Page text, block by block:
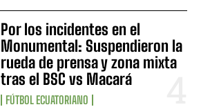
Por los incidentes en el
Monumental: Suspendieron la
rueda de prensa y zona mixta
tras el BSC vs Macará
FÚTBOL ECUATORIANO